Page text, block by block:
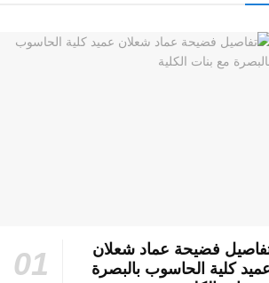
فضيحة عماد شعلان
كلية الحاسوب بالبصرة